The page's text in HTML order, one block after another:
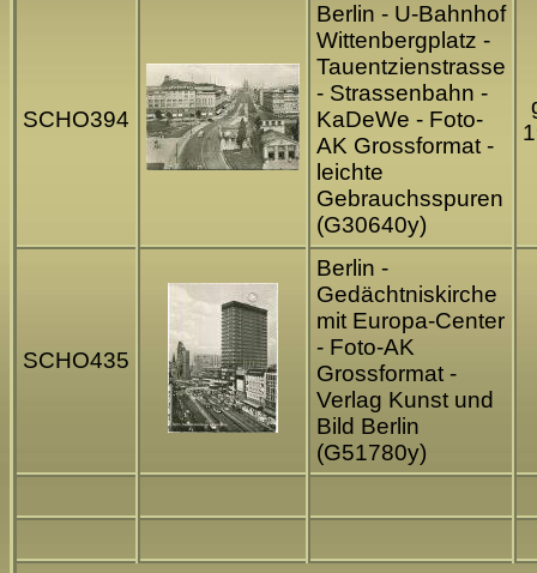
SCHO394
Berlin - U-Bahnhof
Wittenbergplatz -
Tauentzienstrasse
- Strassenbahn -
KaDeWe - Foto-
AK Grossformat -
leichte
Gebrauchsspuren
(G30640y)
SCHO435
Berlin -
Gedächtniskirche
mit Europa-Center
- Foto-AK
Grossformat -
Verlag Kunst und
Bild Berlin
(G51780y)